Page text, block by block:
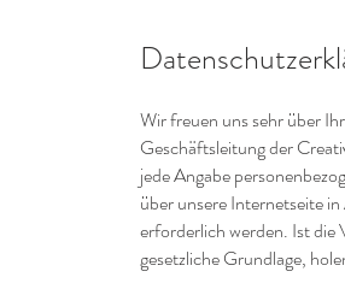
Wir freuen uns sehr über
Geschäftsleitung der
jede Angabe
über unsere Internetseite
erforderlich werden. Ist die
gesetzliche Grundlage,